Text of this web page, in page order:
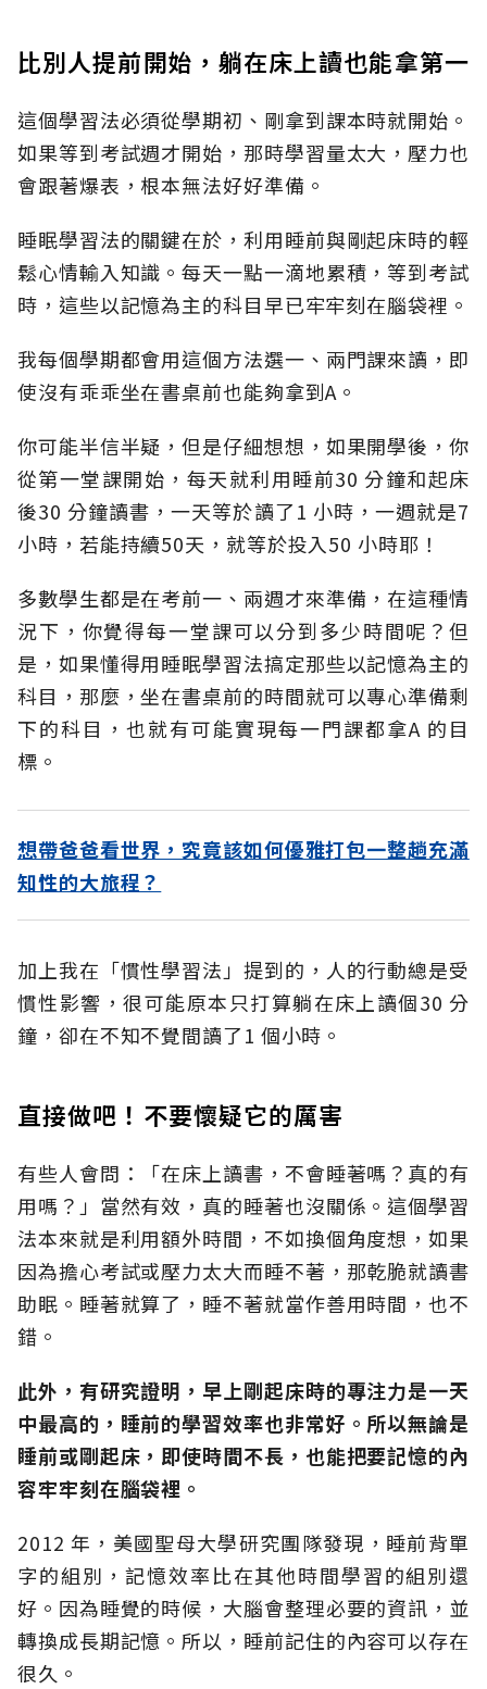
比別人提前開始，躺在床上讀也能拿第一
這個學習法必須從學期初、剛拿到課本時就開始。
如果等到考試週才開始，那時學習量太大，壓力也
會跟著爆表，根本無法好好準備。
睡眠學習法的關鍵在於，利用睡前與剛起床時的輕
鬆心情輸入知識。每天一點一滴地累積，等到考試
時，這些以記憶為主的科目早已牢牢刻在腦袋裡。
我每個學期都會用這個方法選一、兩門課來讀，即
使沒有乖乖坐在書桌前也能夠拿到A。
你可能半信半疑，但是仔細想想，如果開學後，你
從第一堂課開始，每天就利用睡前30 分鐘和起床
後30 分鐘讀書，一天等於讀了1 小時，一週就是7
小時，若能持續50天，就等於投入50 小時耶！
多數學生都是在考前一、兩週才來準備，在這種情
況下，你覺得每一堂課可以分到多少時間呢？但
是，如果懂得用睡眠學習法搞定那些以記憶為主的
科目，那麼，坐在書桌前的時間就可以專心準備剩
下的科目，也就有可能實現每一門課都拿A 的目
標。
想帶爸爸看世界，究竟該如何優雅打包一整趟充滿
知性的大旅程？
加上我在「慣性學習法」提到的，人的行動總是受
慣性影響，很可能原本只打算躺在床上讀個30 分
鐘，卻在不知不覺間讀了1 個小時。
直接做吧！不要懷疑它的厲害
有些人會問：「在床上讀書，不會睡著嗎？真的有
用嗎？」當然有效，真的睡著也沒關係。這個學習
法本來就是利用額外時間，不如換個角度想，如果
因為擔心考試或壓力太大而睡不著，那乾脆就讀書
助眠。睡著就算了，睡不著就當作善用時間，也不
錯。
此外，有研究證明，早上剛起床時的專注力是一天
中最高的，睡前的學習效率也非常好。所以無論是
睡前或剛起床，即使時間不長，也能把要記憶的內
容牢牢刻在腦袋裡。
2012 年，美國聖母大學研究團隊發現，睡前背單
字的組別，記憶效率比在其他時間學習的組別還
好。因為睡覺的時候，大腦會整理必要的資訊，並
轉換成長期記憶。所以，睡前記住的內容可以存在
很久。